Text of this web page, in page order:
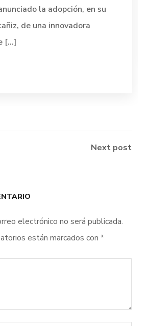
la adopción, en su
de una innovadora
[...]
Next post
electrónico no será publicada.
están marcados con *